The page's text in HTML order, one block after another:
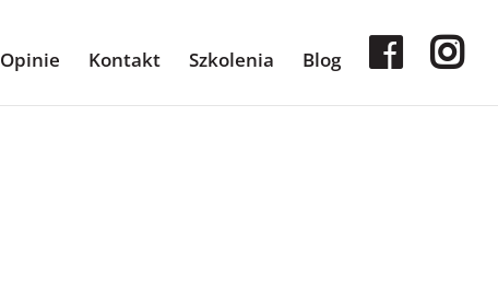
Opinie Kontakt Szkolenia Blog